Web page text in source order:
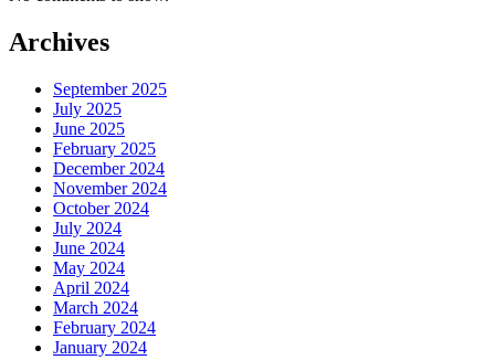
Archives
September 2025
July 2025
June 2025
February 2025
December 2024
November 2024
October 2024
July 2024
June 2024
May 2024
April 2024
March 2024
February 2024
January 2024